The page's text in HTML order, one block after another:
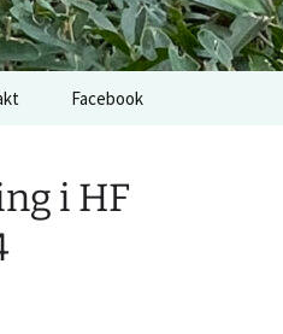
Facebook
i HF